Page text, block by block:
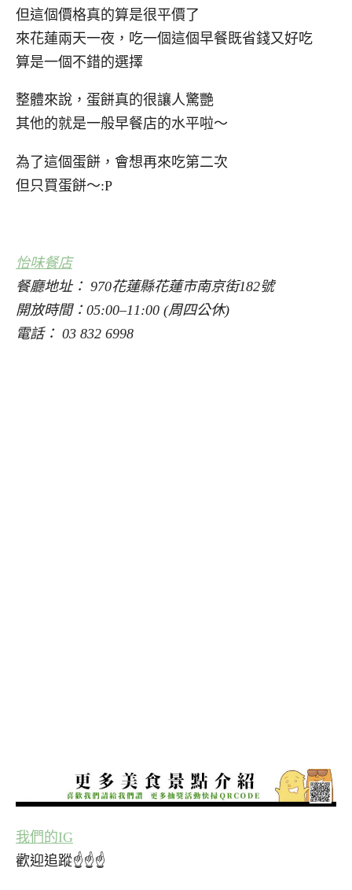
但這個價格真的算是很平價了
來花蓮兩天一夜，吃一個這個早餐既省錢又好吃
算是一個不錯的選擇
整體來說，蛋餅真的很讓人驚艷
其他的就是一般早餐店的水平啦～
為了這個蛋餅，會想再來吃第二次
但只買蛋餅～:P
怡味餐店
餐廳地址： 970花蓮縣花蓮市南京街182號
開放時間：05:00–11:00 (周四公休)
電話： 03 832 6998
我們的IG
歡迎追蹤☝☝☝